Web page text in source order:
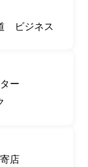
ビジネス
ー
店